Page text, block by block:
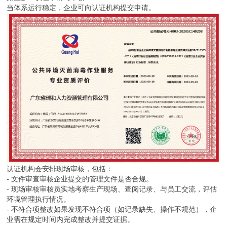
当体系运行稳定，企业可向认证机构提交申请。
认证机构会安排现场审核，包括：
- 文件审查审核企业提交的管理文件是否合规。
- 现场审核审核员实地考察生产现场、查阅记录、与员工交流，评估
环境管理执行情况。
- 不符合项整改如果发现不符合项（如记录缺失、操作不规范），企
业需在规定时间内完成整改并提交证据。